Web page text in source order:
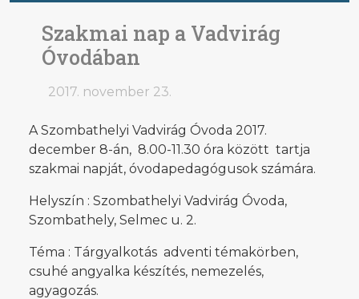
Szakmai nap a Vadvirág
Óvodában
2017. november 23.
A Szombathelyi Vadvirág Óvoda 2017.
december 8-án, 8.00-11.30 óra között tartja
szakmai napját, óvodapedagógusok számára.
Helyszín : Szombathelyi Vadvirág Óvoda,
Szombathely, Selmec u. 2.
Téma : Tárgyalkotás adventi témakörben,
csuhé angyalka készítés, nemezelés,
agyagozás.